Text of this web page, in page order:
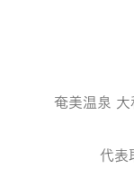
奄美温泉 大
代表